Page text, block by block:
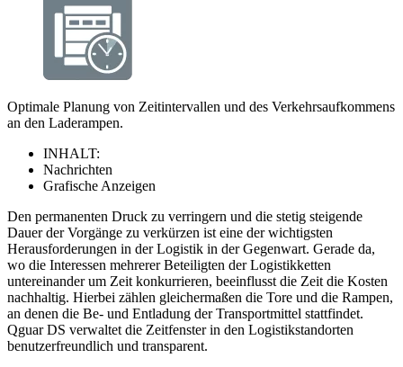
Optimale Planung von Zeitintervallen und des Verkehrsaufkommens
an den Laderampen.
INHALT:​
Nachrichten​
Grafische Anzeigen​
Den permanenten Druck zu verringern und die stetig steigende
Dauer der Vorgänge zu verkürzen ist eine der wichtigsten
Herausforderungen in der Logistik in der Gegenwart. Gerade da,
wo die Interessen mehrerer Beteiligten der Logistikketten
untereinander um Zeit konkurrieren, beeinflusst die Zeit die Kosten
nachhaltig. Hierbei zählen gleichermaßen die Tore und die Rampen,
an denen die Be- und Entladung der Transportmittel stattfindet.
Qguar DS verwaltet die Zeitfenster in den Logistikstandorten
benutzerfreundlich und transparent.